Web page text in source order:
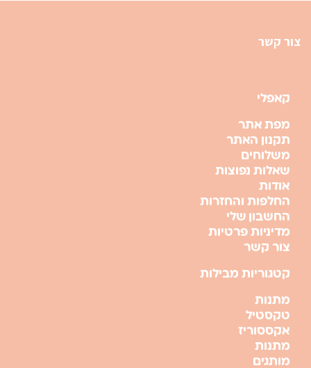
צור קשר
קאפלי
מפת אתר
תקנון האתר
משלוחים
שאלות נפוצות
אודות
החלפות והחזרות
החשבון שלי
מדיניות פרטיות
צור קשר
קטגוריות מבילות
מתנות
טקסטיל
אקססוריז
מתנות
מותגים